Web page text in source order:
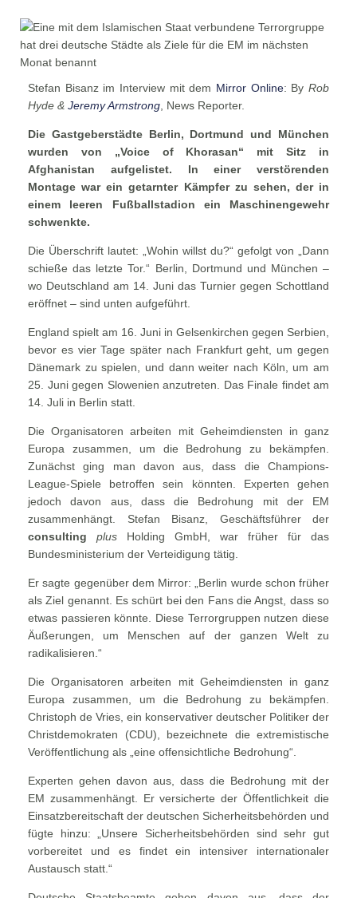
Stefan Bisanz im Interview mit dem Mirror Online: ByRob
Hyde & Jeremy Armstrong , News Reporter.
Die Gastgeberstädte Berlin, Dortmund und München
wurden von „Voice of Khorasan“ mit Sitz in
Afghanistan aufgelistet. In einer verstörenden
Montage war ein getarnter Kämpfer zu sehen, der in
einem leeren Fußballstadion ein Maschinengewehr
schwenkte.
Die Überschrift lautet: „Wohin willst du?“ gefolgt von „Dann
schieße das letzte Tor.“ Berlin, Dortmund und München –
wo Deutschland am 14. Juni das Turnier gegen Schottland
eröffnet – sind unten aufgeführt.
England spielt am 16. Juni in Gelsenkirchen gegen Serbien,
bevor es vier Tage später nach Frankfurt geht, um gegen
Dänemark zu spielen, und dann weiter nach Köln, um am
25. Juni gegen Slowenien anzutreten. Das Finale findet am
14. Juli in Berlin statt.
Die Organisatoren arbeiten mit Geheimdiensten in ganz
Europa zusammen, um die Bedrohung zu bekämpfen.
Zunächst ging man davon aus, dass die Champions-
League-Spiele betroffen sein könnten. Experten gehen
jedoch davon aus, dass die Bedrohung mit der EM
zusammenhängt. Stefan Bisanz, Geschäftsführer der
consulting
plus Holding GmbH, war früher für das
Bundesministerium der Verteidigung tätig.
Er sagte gegenüber dem Mirror: „Berlin wurde schon früher
als Ziel genannt. Es schürt bei den Fans die Angst, dass so
etwas passieren könnte. Diese Terrorgruppen nutzen diese
Äußerungen, um Menschen auf der ganzen Welt zu
radikalisieren.“
Die Organisatoren arbeiten mit Geheimdiensten in ganz
Europa zusammen, um die Bedrohung zu bekämpfen.
Christoph de Vries, ein konservativer deutscher Politiker der
Christdemokraten (CDU), bezeichnete die extremistische
Veröffentlichung als „eine offensichtliche Bedrohung“.
Experten gehen davon aus, dass die Bedrohung mit der
EM zusammenhängt. Er versicherte der Öffentlichkeit die
Einsatzbereitschaft der deutschen Sicherheitsbehörden und
fügte hinzu: „Unsere Sicherheitsbehörden sind sehr gut
vorbereitet und es findet ein intensiver internationaler
Austausch statt.“